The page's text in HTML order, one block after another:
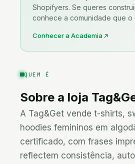
QUEM É
Sobre a loja
A Tag&Get vende t-shirts,
hoodies femininos em
certificado, com frases
reflectem consistência,
Shopifyers. Se queres
conhece a comunidade que o
Conhecer a Academia